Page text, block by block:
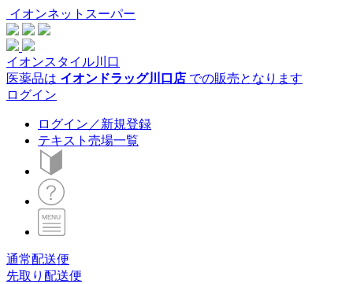
イオンネットスーパー
イオンスタイル川口
医薬品は イオンドラッグ川口店 での販売となります
ログイン
ログイン／新規登録
テキスト売場一覧
通常配送便
先取り配送便